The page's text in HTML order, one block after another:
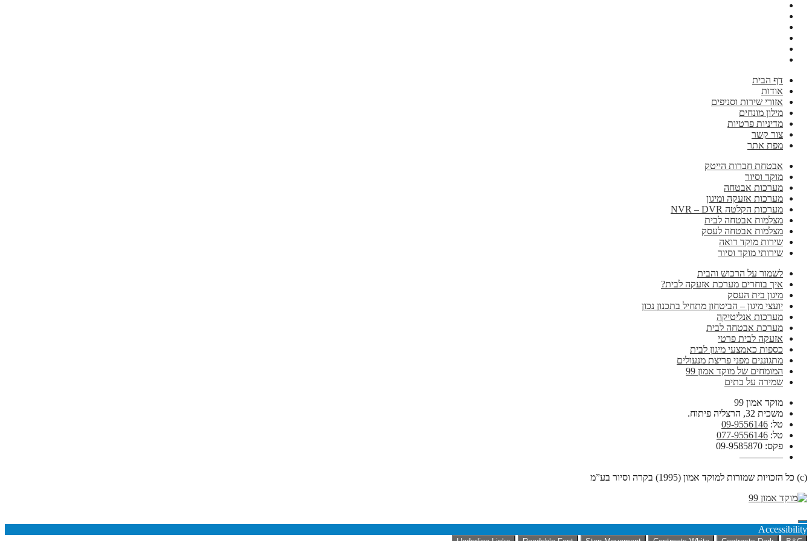
דף הבית
אודות
אזורי שירות וסניפים
מילון מונחים
מדיניות פרטיות
צור קשר
מפת אתר
אבטחת חברות הייטק
מוקד וסיור
מערכות אבטחה
מערכות אזעקה ומיגון
מערכות הקלטה NVR – DVR
מצלמות אבטחה לבית
מצלמות אבטחה לעסק
שירות מוקד רואה
שירותי מוקד וסיור
לשמור על הרכוש והבית
איך בוחרים מערכת אזעקה לבית?
מיגון בית העסק
יועצי מיגון – הביטחון מתחיל בתכנון נכון
מערכות אנליטיקה
מערכת אבטחה לבית
אזעקה לבית פרטי
כספות כאמצעי מיגון לבית
מתגוננים מפני פריצת מנעולים
המומחים של מוקד אמון 99
שמירה על בתים
מוקד אמון 99
משכית 32, הרצליה פיתוח.
טל: 09-9556146
טל: 077-9556146
פקס: 09-9585870
————–
(c) כל הזכויות שמורות למוקד אמון (1995) בקרה וסיור בע”מ
Accessibility